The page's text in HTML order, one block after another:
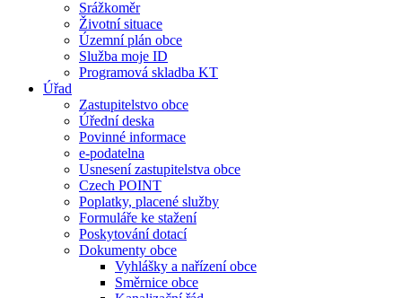
Srážkoměr
Životní situace
Územní plán obce
Služba moje ID
Programová skladba KT
Úřad
Zastupitelstvo obce
Úřední deska
Povinné informace
e-podatelna
Usnesení zastupitelstva obce
Czech POINT
Poplatky, placené služby
Formuláře ke stažení
Poskytování dotací
Dokumenty obce
Vyhlášky a nařízení obce
Směrnice obce